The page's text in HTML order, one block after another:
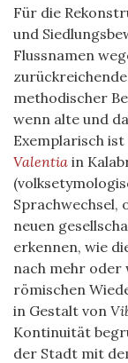
Für die
und
Flussnamen
methodischer
wenn alte und
Exemplarisch
Valentia in
neuen
erkennen, wie
nach mehr oder
römischen
in Gestalt von
Kontinuität
der Stadt mit